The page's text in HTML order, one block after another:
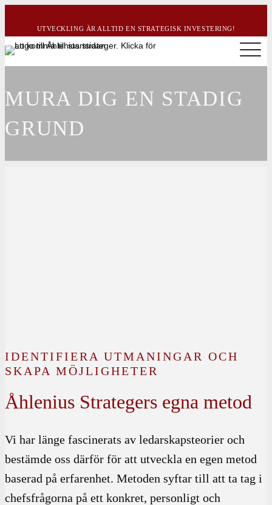
UTVECKLING ÄR ALLTID EN STRATEGISK INVESTERING!
MURA DIG EN STADIG
GRUND
IDENTIFIERA UTMANINGAR OCH
SKAPA MÖJLIGHETER
Åhlenius Strategers egna metod
Vi har länge fascinerats av ledarskapsteorier och
bestämde oss därför för att utveckla en egen metod
baserad på erfarenhet. Metoden syftar till att ta tag i
chefsfrågorna på ett konkret, personligt och